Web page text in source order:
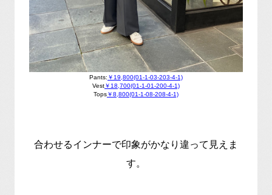
Pants: ￥19,800(01-1-03-203-4-1)
Vest￥18,700(01-1-01-200-4-1)
Tops￥8,800(01-1-08-208-4-1)
合わせるインナーで印象がかなり違って見えま
す。